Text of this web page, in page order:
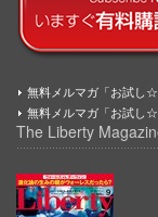
無料メルマガ「お試し
無料メルマガ「お試し
The Liberty